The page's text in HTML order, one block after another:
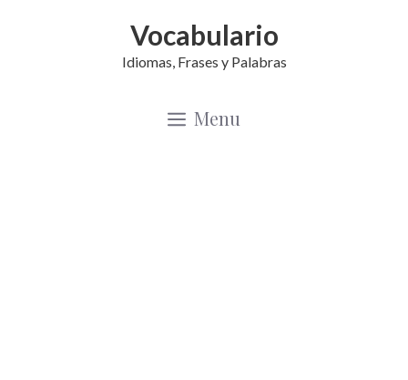
Vocabulario
Idiomas, Frases y Palabras
Menu